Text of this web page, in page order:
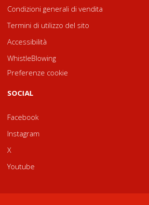
Condizioni generali di vendita
Termini di utilizzo del sito
Accessibilità
WhistleBlowing
Preferenze cookie
SOCIAL
Facebook
Instagram
X
Youtube